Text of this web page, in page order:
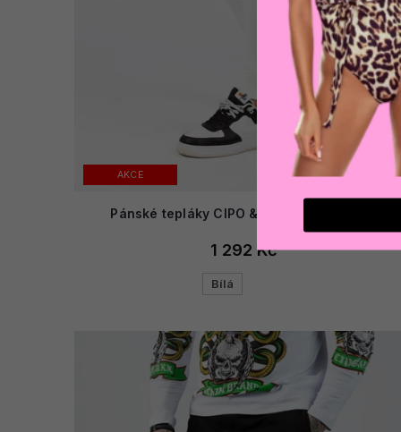
AKCE
Pánské tepláky CIPO & BAXX CR157 ECRU
1 292 Kč
Bílá